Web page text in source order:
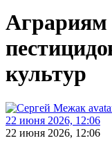
Аграриям
культур
22 июня 2026, 12:06
22 июня 2026, 12:06